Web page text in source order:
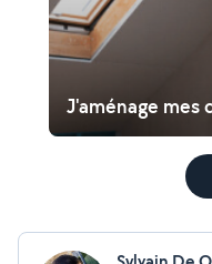
J'aménage mes